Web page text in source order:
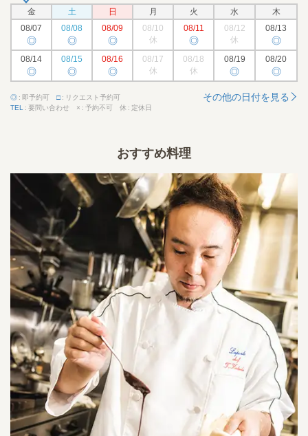
金 土 日 月 火 水
木
08/07
◎
08/08
◎
08/09
◎
08/10
休
08/11
◎
08/12
休
08/13
◎
08/14
◎
08/15
◎
08/16
◎
08/17
休
08/18
休
08/19
◎
08/20
◎
◎ 即予約可 □
リクエスト予約可
TEL
要問い合わせ × 予約不可 休 定休日
その他の日付を見る
おすすめ料理